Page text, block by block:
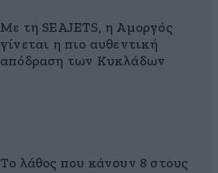
Με τη SEAJETS, η Αμοργός
γίνεται η πιο αυθεντική
απόδραση των Κυκλάδων
Το λάθος που κάνουν 8 στους